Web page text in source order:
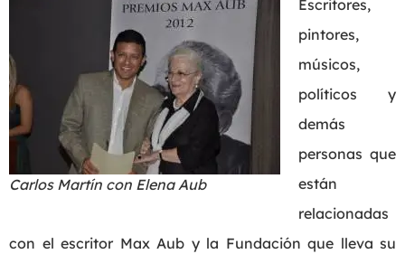
Carlos Martín con Elena Aub
Escritores,
pintores,
músicos,
políticos y
demás
personas que
están
relacionadas
con el escritor Max Aub y la Fundación que lleva su